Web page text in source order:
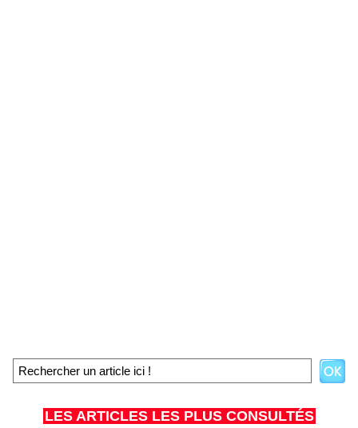
LES ARTICLES LES PLUS CONSULTÉS